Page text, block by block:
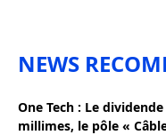
NEWS
One Tech : Le
millimes, le pôle «